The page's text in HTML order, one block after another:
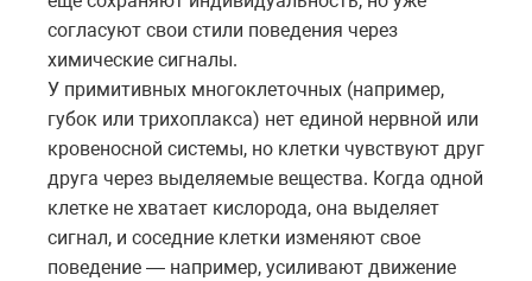
согласуют свои стили поведения через
химические сигналы.
У примитивных многоклеточных (например,
губок или трихоплакса) нет единой нервной или
кровеносной системы, но клетки чувствуют друг
друга через выделяемые вещества. Когда одной
клетке не хватает кислорода, она выделяет
сигнал, и соседние клетки изменяют свое
поведение — например, усиливают движение